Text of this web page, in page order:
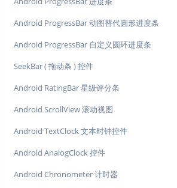
Android ProgressBar 动图替代圆形进度条
Android ProgressBar 自定义圆环进度条
SeekBar ( 拖动条 ) 控件
Android RatingBar 星级评分条
Android ScrollView 滚动视图
Android TextClock 文本时钟控件
Android AnalogClock 控件
Android Chronometer 计时器